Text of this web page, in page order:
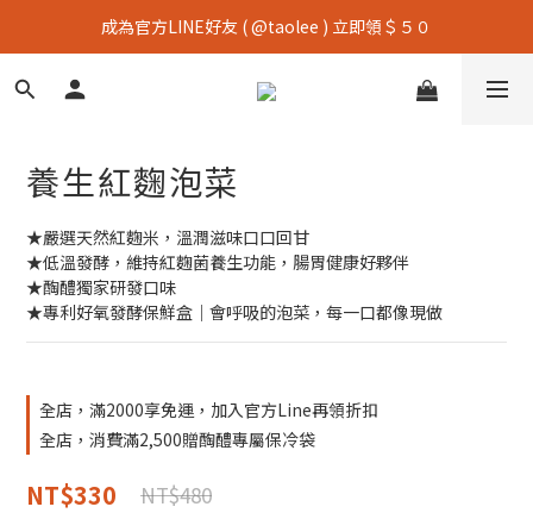
成為官方LINE好友 ( @taolee ) 立即領＄５０
養生紅麴泡菜
★嚴選天然紅麴米，溫潤滋味口口回甘
★低溫發酵，維持紅麴菌養生功能，腸胃健康好夥伴
★醄醴獨家研發口味
★專利好氧發酵保鮮盒｜會呼吸的泡菜，每一口都像現做
全店，滿2000享免運，加入官方Line再領折扣
全店，消費滿2,500贈醄醴專屬保冷袋
NT$330 NT$480